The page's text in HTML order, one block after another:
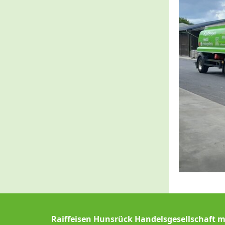
Raiffeisen Hunsrück Handelsgesellschaft